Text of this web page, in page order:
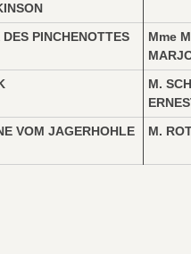
DES PINCHENOTTES
Mme
M.
VOM JAGERHOHLE M.